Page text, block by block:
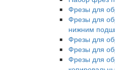
Фрезы для
Фрезы для
нижним
Фрезы для
Фрезы для
Фрезы для